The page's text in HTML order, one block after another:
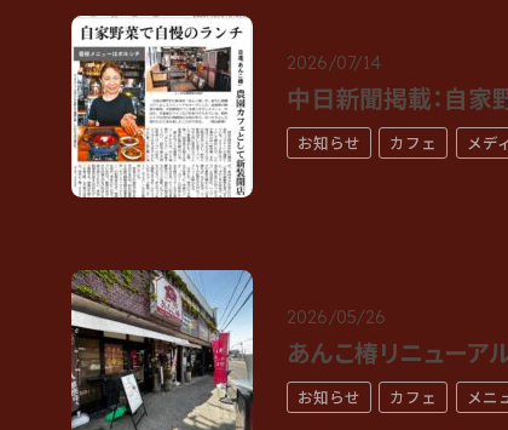
2026/07/14
中日新聞掲載：自家
お知らせ カフェ メデ
2026/05/26
あんこ椿リニューア
お知らせ カフェ メニ